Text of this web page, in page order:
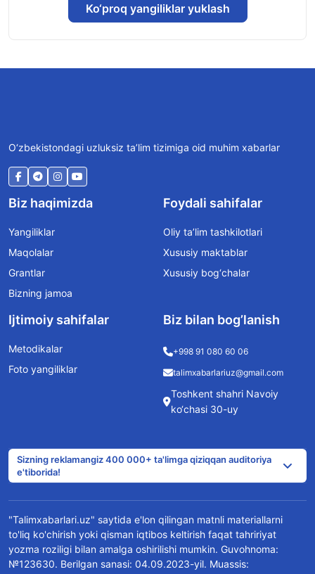
Ko‘proq yangiliklar yuklash
O‘zbekistondagi uzluksiz ta’lim tizimiga oid muhim xabarlar
Biz haqimizda
Yangiliklar
Maqolalar
Grantlar
Bizning jamoa
Foydali sahifalar
Oliy ta’lim tashkilotlari
Xususiy maktablar
Xususiy bog‘chalar
Ijtimoiy sahifalar
Metodikalar
Foto yangiliklar
Biz bilan bog’lanish
+998 91 080 60 06
talimxabarlariuz@gmail.com
Toshkent shahri Navoiy
ko‘chasi 30-uy
Sizning reklamangiz 400 000+ ta'limga qiziqqan auditoriya
e'tiborida!
"Talimxabarlari.uz" saytida e'lon qilingan matnli materiallarni
to'liq ko'chirish yoki qisman iqtibos keltirish faqat tahririyat
yozma roziligi bilan amalga oshirilishi mumkin. Guvohnoma:
№123630. Berilgan sanasi: 04.09.2023-yil. Muassis: